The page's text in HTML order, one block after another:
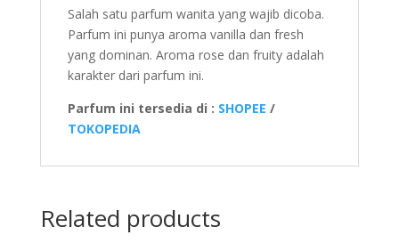
Salah satu parfum wanita yang wajib dicoba.
Parfum ini punya aroma vanilla dan fresh
yang dominan. Aroma rose dan fruity adalah
karakter dari parfum ini.
Parfum ini tersedia di : SHOPEE /
TOKOPEDIA
Related products